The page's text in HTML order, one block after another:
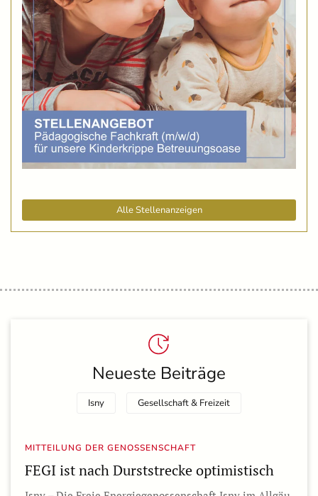
Alle Stellenanzeigen
Neueste Beiträge
Isny Gesellschaft & Freizeit
MITTEILUNG DER GENOSSENSCHAFT
FEGI ist nach Durststrecke optimistisch